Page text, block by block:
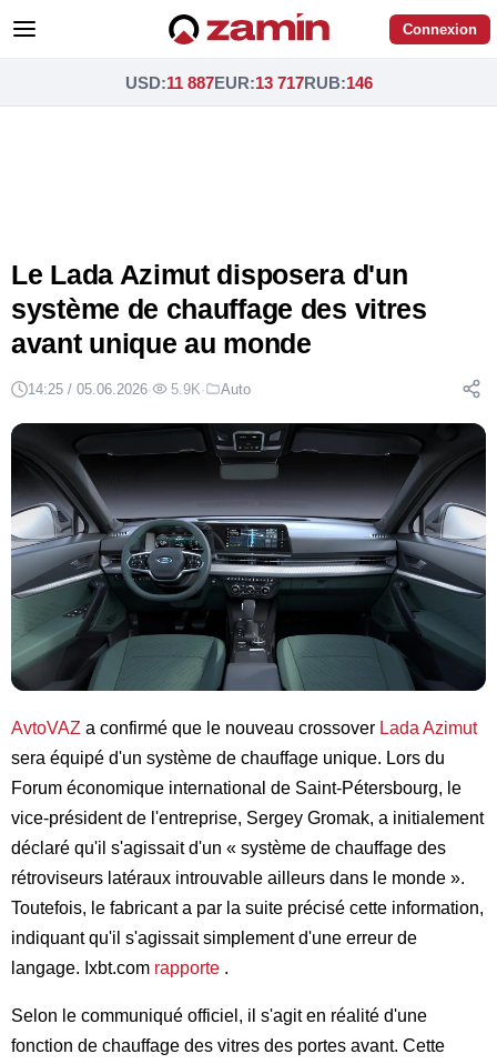
Connexion
USD:11 887EUR:13 717RUB:146
Le Lada Azimut disposera d'un
système de chauffage des vitres
avant unique au monde
14:25 / 05.06.2026· 5.9K· Auto
AvtoVAZ a confirmé que le nouveau crossover Lada Azimut
sera équipé d'un système de chauffage unique. Lors du
Forum économique international de Saint-Pétersbourg, le
vice-président de l'entreprise, Sergey Gromak, a initialement
déclaré qu'il s'agissait d'un « système de chauffage des
rétroviseurs latéraux introuvable ailleurs dans le monde ».
Toutefois, le fabricant a par la suite précisé cette information,
indiquant qu'il s'agissait simplement d'une erreur de
langage. Ixbt.com rapporte .
Selon le communiqué officiel, il s'agit en réalité d'une
fonction de chauffage des vitres des portes avant. Cette